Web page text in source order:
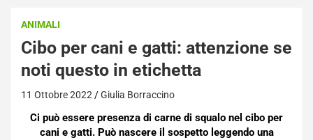
ANIMALI
Cibo per cani e gatti: attenzione se
noti questo in etichetta
11 Ottobre 2022 Giulia Borraccino
Ci può essere presenza di carne di squalo nel cibo per
cani e gatti. Può nascere il sospetto leggendo una